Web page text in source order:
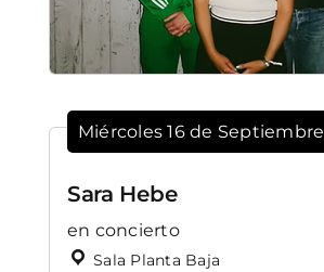
Miércoles 16 de Septiembre
Sara Hebe
en concierto
Sala Planta Baja